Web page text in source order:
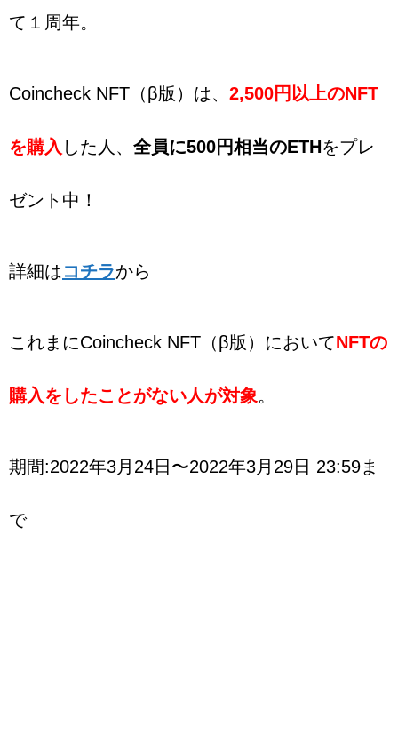
て１周年。
Coincheck NFT（β版）は、 2,500円以上のNFT
を購入 した人、 全員に500円相当のETHをプレ
ゼント中！
詳細はコチラから
これまにCoincheck NFT（β版）においてNFTの
購入をしたことがない人が対象。
期間:2022年3月24日〜2022年3月29日 23:59ま
で